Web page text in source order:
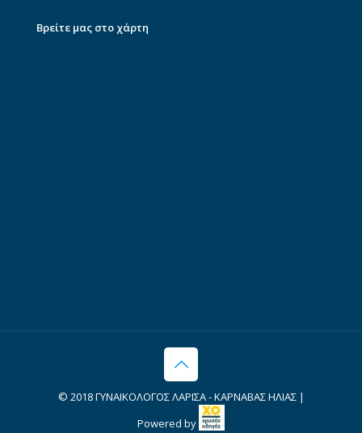
Βρείτε μας στο χάρτη
© 2018 ΓΥΝΑΙΚΟΛΟΓΟΣ ΛΑΡΙΣΑ - ΚΑΡΝΑΒΑΣ ΗΛΙΑΣ |
Powered by